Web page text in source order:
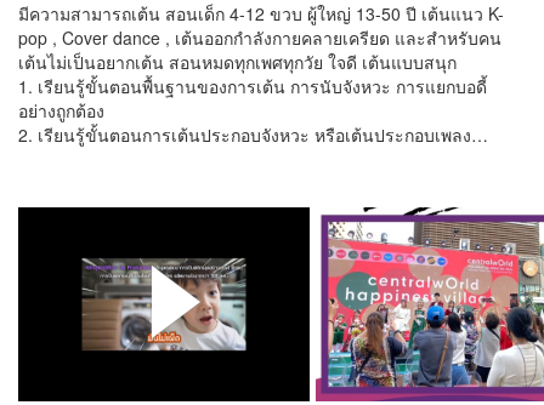
มีความสามารถเต้น สอนเด็ก 4-12 ขวบ ผู้ใหญ่ 13-50 ปี เต้นแนว K-
pop , Cover dance , เต้นออกกำลังกายคลายเครียด และสำหรับคน
เต้นไม่เป็นอยากเต้น สอนหมดทุกเพศทุกวัย ใจดี เต้นแบบสนุก
1. เรียนรู้ขั้นตอนพื้นฐานของการเต้น การนับจังหวะ การแยกบอดี้
อย่างถูกต้อง
2. เรียนรู้ขั้นตอนการเต้นประกอบจังหวะ หรือเต้นประกอบเพลง…